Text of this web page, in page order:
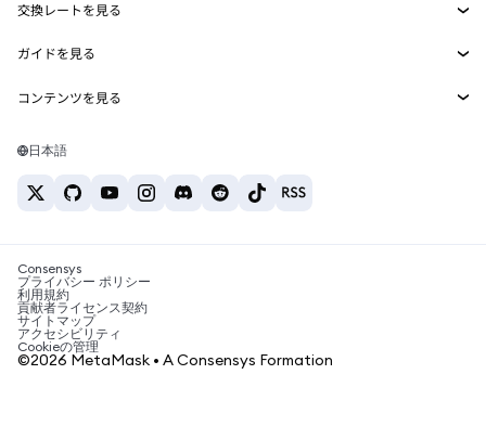
MetaMask Connect
Snaps
Web3サービス
セキュリティ
サポート
キャリア
お問い合わせ
イーサリアムの価格
Solanaの価格
Tetherの価格
交換レートを見る
ETH→USD
USDT→INR
BTC→INR
ETH→USDT
ガイドを見る
ETHの購入
USDTの購入
SHIBの購入
BNBの購入
コンテンツを見る
Solanaウォレット
税制関連ニュース
暗号資産の購入方法は？
ビットコインを売るには？
日本語
Consensys
プライバシー ポリシー
利用規約
貢献者ライセンス契約
サイトマップ
アクセシビリティ
Cookieの管理
©2026 MetaMask • A Consensys Formation